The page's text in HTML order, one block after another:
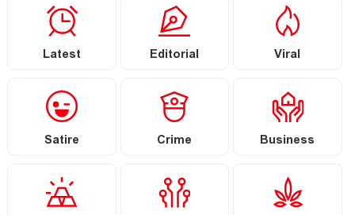
Latest Editorial Viral
Satire Crime Business